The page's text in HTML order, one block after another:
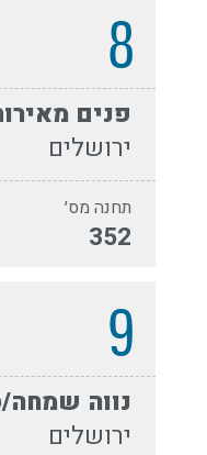
8
פנים
ירושלים
תחנה מס׳
352
9
נווה שמחה/
ירושלים